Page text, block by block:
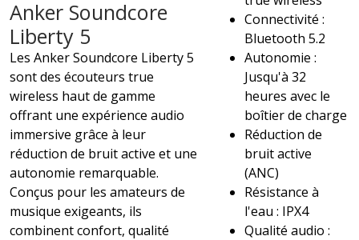
Anker Soundcore
Liberty 5
Les Anker Soundcore Liberty 5
sont des écouteurs true
wireless haut de gamme
offrant une expérience audio
immersive grâce à leur
réduction de bruit active et une
autonomie remarquable.
Conçus pour les amateurs de
musique exigeants, ils
combinent confort, qualité
Connectivité :
Bluetooth 5.2
Autonomie :
Jusqu'à 32
heures avec le
boîtier de charge
Réduction de
bruit active
(ANC)
Résistance à
l'eau : IPX4
Qualité audio :